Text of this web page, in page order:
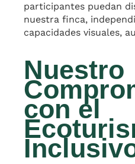
participantes puedan
nuestra finca,
capacidades visuales,
Nuestro
con el